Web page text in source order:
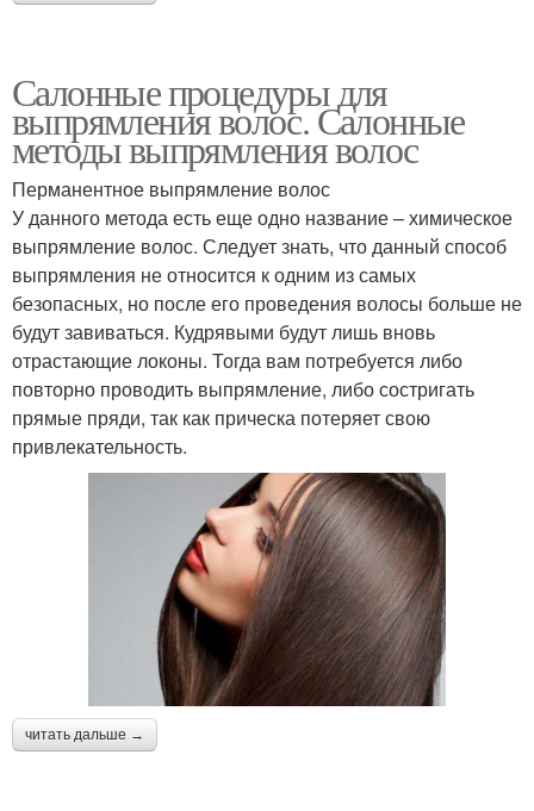
Салонные процедуры для
выпрямления волос. Салонные
методы выпрямления волос
Перманентное выпрямление волос
У данного метода есть еще одно название – химическое
выпрямление волос. Следует знать, что данный способ
выпрямления не относится к одним из самых
безопасных, но после его проведения волосы больше не
будут завиваться. Кудрявыми будут лишь вновь
отрастающие локоны. Тогда вам потребуется либо
повторно проводить выпрямление, либо состригать
прямые пряди, так как прическа потеряет свою
привлекательность.
читать дальше →